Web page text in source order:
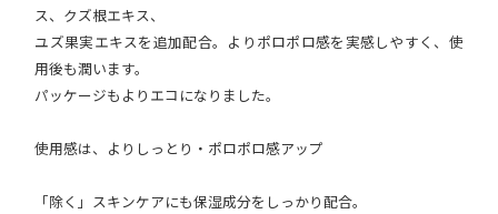
ス、クズ根エキス、
ユズ果実エキスを追加配合。よりポロポロ感を実感しやすく、使
用後も潤います。
パッケージもよりエコになりました。
使用感は、よりしっとり・ポロポロ感アップ
「除く」スキンケアにも保湿成分をしっかり配合。